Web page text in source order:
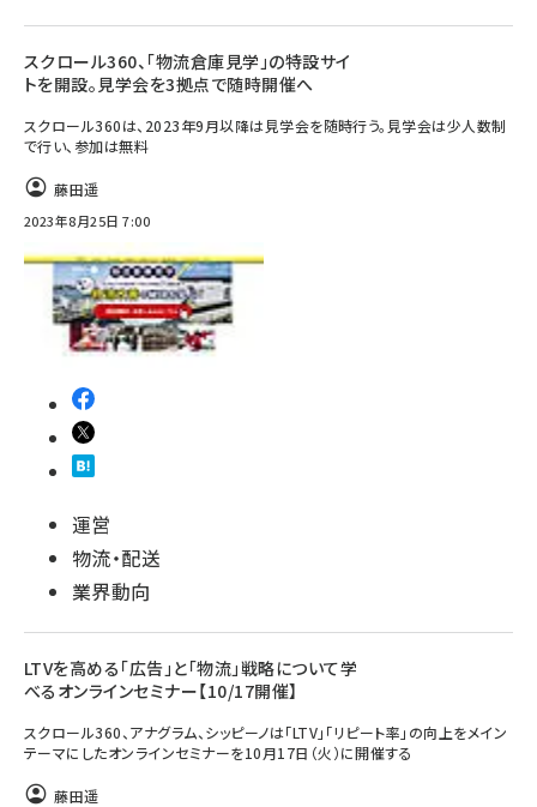
スクロール360、「物流倉庫見学」の特設サイ
トを開設。見学会を3拠点で随時開催へ
スクロール360は、2023年9月以降は見学会を随時行う。見学会は少人数制
で行い、参加は無料
藤田遥
2023年8月25日 7:00
運営
物流・配送
業界動向
LTVを高める「広告」と「物流」戦略について学
べるオンラインセミナー【10/17開催】
スクロール360、アナグラム、シッピーノは「LTV」「リピート率」の向上をメイン
テーマにしたオンラインセミナーを10月17日（火）に開催する
藤田遥